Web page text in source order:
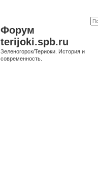
Форум
terijoki.spb.ru
Зеленогорск/Териоки. История и
современность.